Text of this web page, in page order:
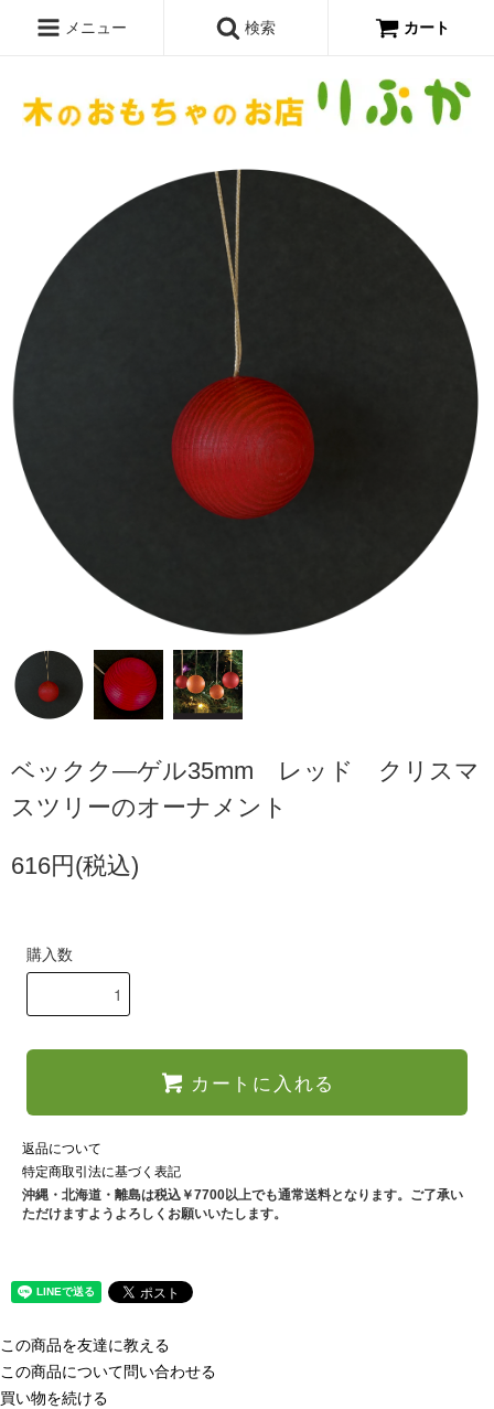
メニュー 検索 カート
ベックク―ゲル35mm レッド クリスマ
スツリーのオーナメント
616円(税込)
購入数
カートに入れる
返品について
特定商取引法に基づく表記
沖縄・北海道・離島は税込￥7700以上でも通常送料となります。ご了承い
ただけますようよろしくお願いいたします。
この商品を友達に教える
この商品について問い合わせる
買い物を続ける